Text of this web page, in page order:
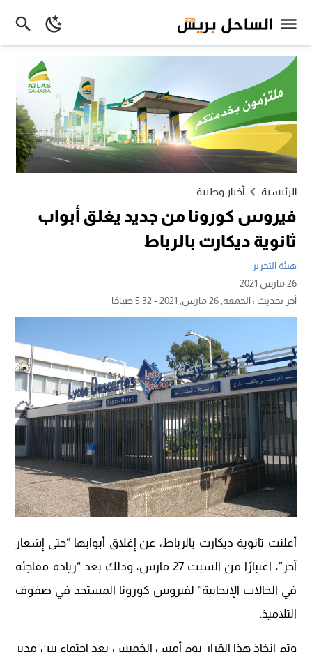
الرئيسية أخبار وطنية
فيروس كورونا من جديد يغلق أبواب
ثانوية ديكارت بالرباط
هيئة التحرير
26 مارس 2021
آخر تحديث :الجمعة, 26 مارس, 2021 - 5:32 صباحًا
أعلنت ثانوية ديكارت بالرباط، عن إغلاق أبوابها “حتى إشعار
آخر”، اعتبارًا من السبت 27 مارس، وذلك بعد “زيادة مفاجئة
في الحالات الإيجابية” لفيروس كورونا المستجد في صفوف
التلاميذ.
وتم اتخاذ هذا القرار يوم أمس الخميس بعد اجتماع بين مدير